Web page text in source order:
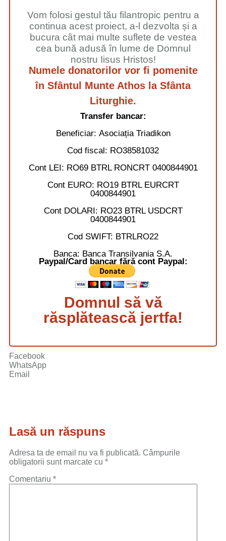
Vom folosi gestul tău filantropic pentru a
continua acest proiect, a-l dezvolta și a
bucura cât mai multe suflete de vestea
cea bună adusă în lume de Domnul
nostru Iisus Hristos!
Numele donatorilor vor fi pomenite
în Sfântul Munte Athos la Sfânta
Liturghie.
Transfer bancar:
Beneficiar: Asociația Triadikon
Cod fiscal: RO38581032
Cont LEI: RO69 BTRL RONCRT 0400844901
Cont EURO: RO19 BTRL EURCRT
0400844901
Cont DOLARI: RO23 BTRL USDCRT
0400844901
Cod SWIFT: BTRLRO22
Banca: Banca Transilvania S.A.
Paypal/Card bancar fără cont Paypal:
Domnul să vă
răsplătească jertfa!
Facebook
WhatsApp
Email
Lasă un răspuns
Adresa ta de email nu va fi publicată. Câmpurile
obligatorii sunt marcate cu *
Comentariu *